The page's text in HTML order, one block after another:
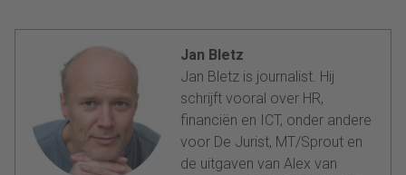
Jan Bletz
Jan Bletz is journalist. Hij
schrijft vooral over HR,
financiën en ICT, onder andere
voor De Jurist, MT/Sprout en
de uitgaven van Alex van